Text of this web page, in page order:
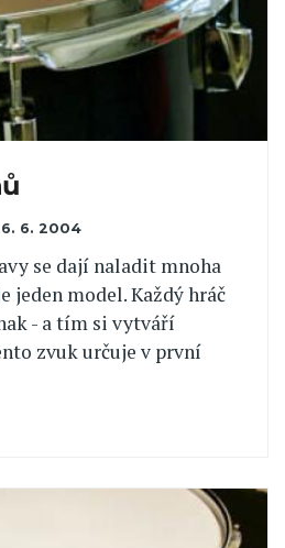
6. 2004
se dají naladit mnoha
jeden model. Každý hráč
- a tím si vytváří
zvuk určuje v první